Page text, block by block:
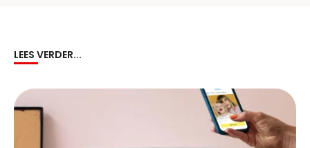
LEES VERDER...